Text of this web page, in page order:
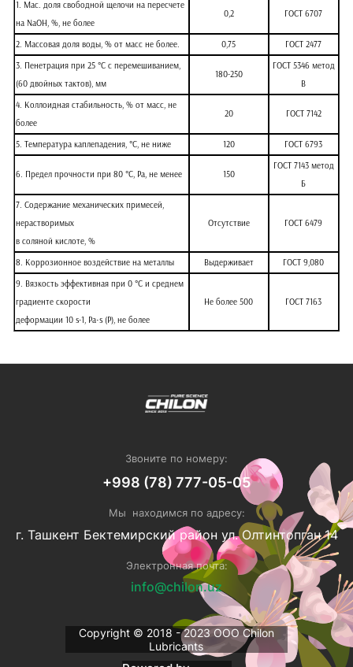
1. Мас. доля свободной щелочи на пересчете
на NaOH, %, не более
0,2 ГОСТ 6707
2. Массовая доля воды, % от масс не более. 0,75 ГОСТ 2477
3. Пенетрация при 25 °С с перемешиванием,
(60 двойных тактов), мм
180-250
ГОСТ 5346 метод
В
4. Коллоидная стабильность, % от масс, не
более
20 ГОСТ 7142
5. Температура каплепадения, °С, не ниже 120 ГОСТ 6793
6. Предел прочности при 80 °С, Pа, не менее 150
ГОСТ 7143 метод
Б
7. Содержание механических примесей,
нерастворимых
в соляной кислоте, %
Отсутствие ГОСТ 6479
8. Коррозионное воздействие на металлы Выдерживает ГОСТ 9,080
9. Вязкость эффективная при 0 °С и среднем
градиенте скорости
деформации 10 s-1, Pa·s (P), не более
Не более 500 ГОСТ 7163
Звоните по номеру:
+998 (78) 777-05-05
Мы находимся по адресу:
г. Ташкент Бектемирский район ул. Олтинтопган 14
Электронная почта:
info@chilon.uz
Copyright © 2018 - 2023 ОOO Chilon
Lubricants